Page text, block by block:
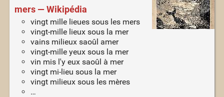
mers — Wikipédia
vingt mille lieues sous les mers
vingt-mille lieux sous la mer
vains milieux saoûl amer
vingt-mille yeux sous la mer
vin mis l'y eux saoûl à mer
vingt mi-lieu sous la mer
vingt milieux sous les mères
…